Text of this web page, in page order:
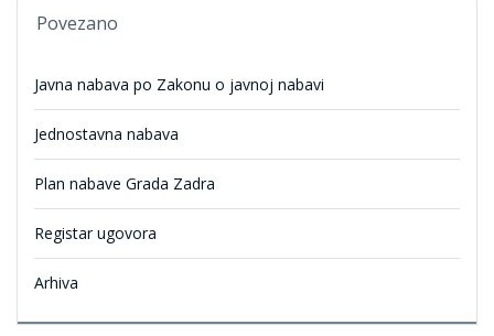
Povezano
Javna nabava po Zakonu o javnoj nabavi
Jednostavna nabava
Plan nabave Grada Zadra
Registar ugovora
Arhiva